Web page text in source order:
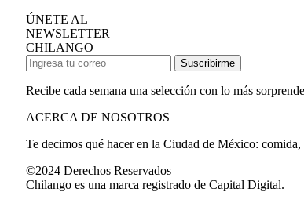
ÚNETE AL
NEWSLETTER
CHILANGO
Suscribirme
Recibe cada semana una selección con lo más
ACERCA DE NOSOTROS
Te decimos qué hacer en la Ciudad de México:
©2024 Derechos Reservados
Chilango es una marca registrado de Capital Digital.